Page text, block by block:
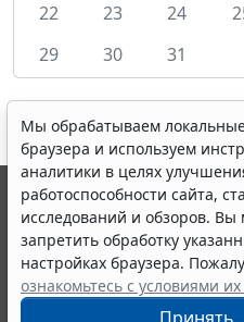
22
23 24
29
30 31
Мы обрабатываем
браузера и используем
аналитики в целях
работоспособности сайта,
исследований и обзоров. Вы
запретить обработку
настройках браузера.
ознакомьтесь с условиями
© ООО "НПП "ГАРАНТ-
выпускается с 1990 года.
являются участниками
информации ГАРАНТ.
Портал ГАРАНТ.РУ